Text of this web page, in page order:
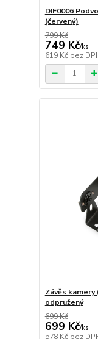
DIF0006
(červený)
799 Kč
749 Kč/ks
619 Kč bez
Závěs
odpružený
699 Kč
699 Kč/ks
578 Kč bez